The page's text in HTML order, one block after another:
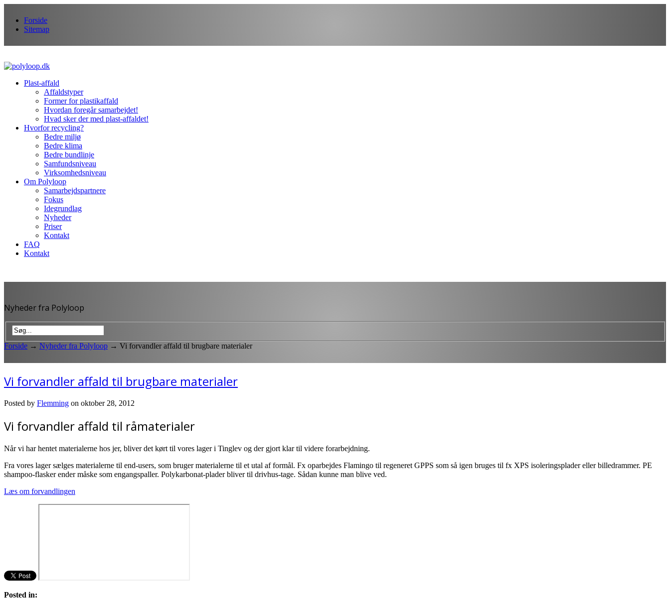
Forside
Sitemap
Plast-affald
Affaldstyper
Former for plastikaffald
Hvordan foregår samarbejdet!
Hvad sker der med plast-affaldet!
Hvorfor recycling?
Bedre miljø
Bedre klima
Bedre bundlinje
Samfundsniveau
Virksomhedsniveau
Om Polyloop
Samarbejdspartnere
Fokus
Idegrundlag
Nyheder
Priser
Kontakt
FAQ
Kontakt
Nyheder fra Polyloop
Forside → Nyheder fra Polyloop → Vi forvandler affald til brugbare materialer
Vi forvandler affald til brugbare materialer
Posted by Flemming on oktober 28, 2012
Vi forvandler affald til råmaterialer
Når vi har hentet materialerne hos jer, bliver det kørt til vores lager i Tinglev og der gjort klar til videre forarbejdning.
Fra vores lager sælges materialerne til end-users, som bruger materialerne til et utal af formål. Fx oparbejdes Flamingo til regeneret GPPS som så igen bruges til fx XPS isoleringsplader eller billedrammer. PE
shampoo-flasker ender måske som engangspaller. Polykarbonat-plader bliver til drivhus-tage. Sådan kunne man blive ved.
Læs om forvandlingen
Posted in: